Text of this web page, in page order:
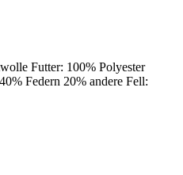
Futter: 100% Polyester
Federn 20% andere Fell: